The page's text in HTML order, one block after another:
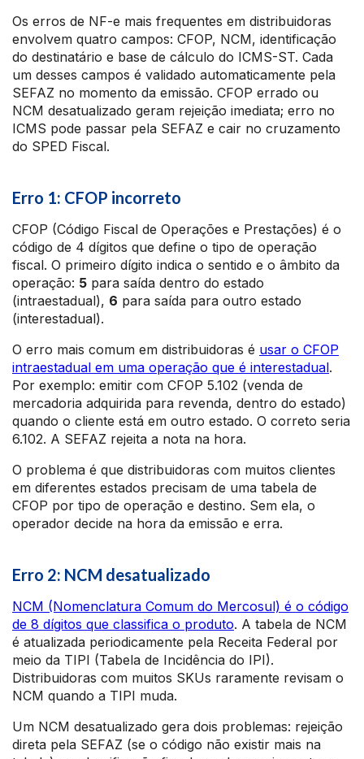
Os erros de NF-e mais frequentes em distribuidoras
envolvem quatro campos: CFOP, NCM, identificação
do destinatário e base de cálculo do ICMS-ST. Cada
um desses campos é validado automaticamente pela
SEFAZ no momento da emissão. CFOP errado ou
NCM desatualizado geram rejeição imediata; erro no
ICMS pode passar pela SEFAZ e cair no cruzamento
do SPED Fiscal.
Erro 1: CFOP incorreto
CFOP (Código Fiscal de Operações e Prestações) é o
código de 4 dígitos que define o tipo de operação
fiscal. O primeiro dígito indica o sentido e o âmbito da
operação: 5 para saída dentro do estado
(intraestadual), 6 para saída para outro estado
(interestadual).
O erro mais comum em distribuidoras é usar o CFOP
intraestadual em uma operação que é interestadual.
Por exemplo: emitir com CFOP 5.102 (venda de
mercadoria adquirida para revenda, dentro do estado)
quando o cliente está em outro estado. O correto seria
6.102. A SEFAZ rejeita a nota na hora.
O problema é que distribuidoras com muitos clientes
em diferentes estados precisam de uma tabela de
CFOP por tipo de operação e destino. Sem ela, o
operador decide na hora da emissão e erra.
Erro 2: NCM desatualizado
NCM (Nomenclatura Comum do Mercosul) é o código
de 8 dígitos que classifica o produto. A tabela de NCM
é atualizada periodicamente pela Receita Federal por
meio da TIPI (Tabela de Incidência do IPI).
Distribuidoras com muitos SKUs raramente revisam o
NCM quando a TIPI muda.
Um NCM desatualizado gera dois problemas: rejeição
direta pela SEFAZ (se o código não existir mais na